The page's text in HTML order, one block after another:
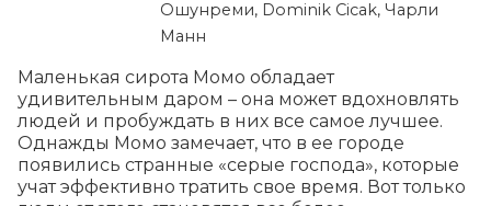
Ошунреми, Dominik Cicak, Чарли
Манн
Маленькая сирота Момо обладает
удивительным даром – она может вдохновлять
людей и пробуждать в них все самое лучшее.
Однажды Момо замечает, что в ее городе
появились странные «серые господа», которые
учат эффективно тратить свое время. Вот только